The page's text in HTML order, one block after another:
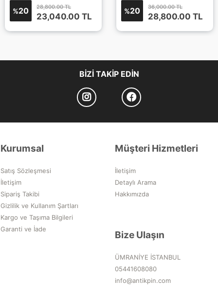
%20 28,800.00 TL
23,040.00 TL
%20 36,000.00 TL
28,800.00 TL
BIZI TAKIP EDIN
Kurumsal
Satış Sözleşmesi
İletişim
Sipariş Takibi
Gizlilik ve Kullanım Şartları
Kargo ve Taşıma Bilgileri
Garanti ve İade
Müşteri Hizmetleri
İletişim
Detaylı Arama
Hakkımızda
Bize Ulaşın
ÜMRANİYE İSTANBUL
05441608080
info@antikpin.com